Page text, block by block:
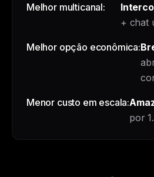
Melhor multicanal:
+ chat
Melhor opção econômica:
Menor custo em escala:
por